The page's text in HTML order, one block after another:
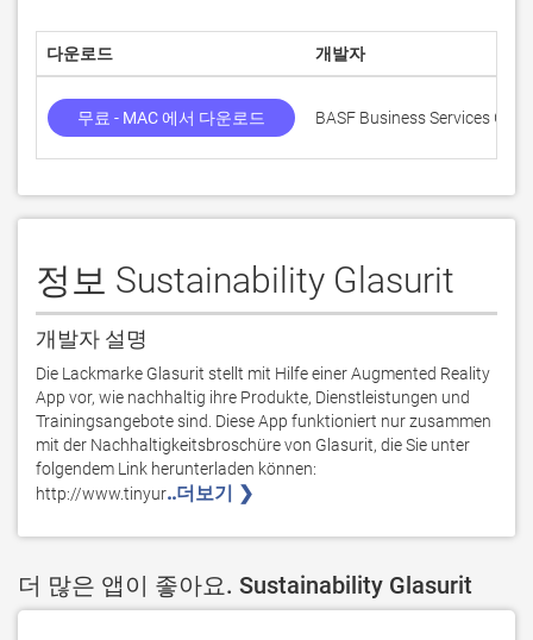
다운로드 개발자
무료 - MAC 에서 다운로드 BASF Business Services
정보 Sustainability Glasurit
개발자 설명
Die Lackmarke Glasurit stellt mit Hilfe einer Augmented Reality
App vor, wie nachhaltig ihre Produkte, Dienstleistungen und
Trainingsangebote sind. Diese App funktioniert nur zusammen
mit der Nachhaltigkeitsbroschüre von Glasurit, die Sie unter
folgendem Link herunterladen können:
http://www.tinyur..더보기 ❯
더 많은 앱이 좋아요. Sustainability Glasurit